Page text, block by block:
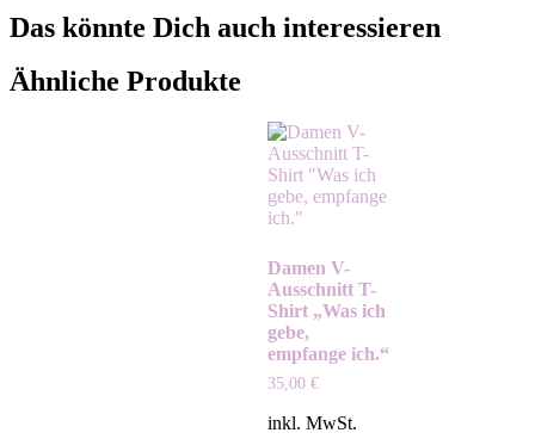
Das könnte Dich auch interessieren
Ähnliche Produkte
Damen V-
Ausschnitt T-
Shirt „Was ich
gebe,
empfange ich.“
35,00 €
inkl. MwSt.